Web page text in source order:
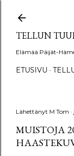
TELLUN
Elämää Päijät-
ETUSIVU
Lähettänyt M Tom
MUISTOJA